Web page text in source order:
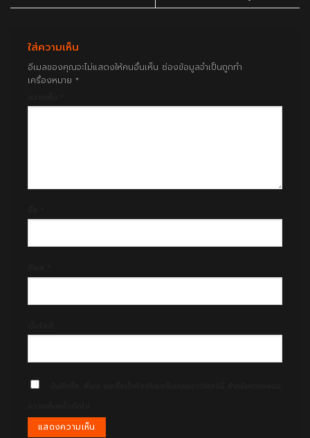
ใส่ความเห็น
อีเมลของคุณจะไม่แสดงให้คนอื่นเห็น ช่องข้อมูลจำเป็นถูกทำ
เครื่องหมาย *